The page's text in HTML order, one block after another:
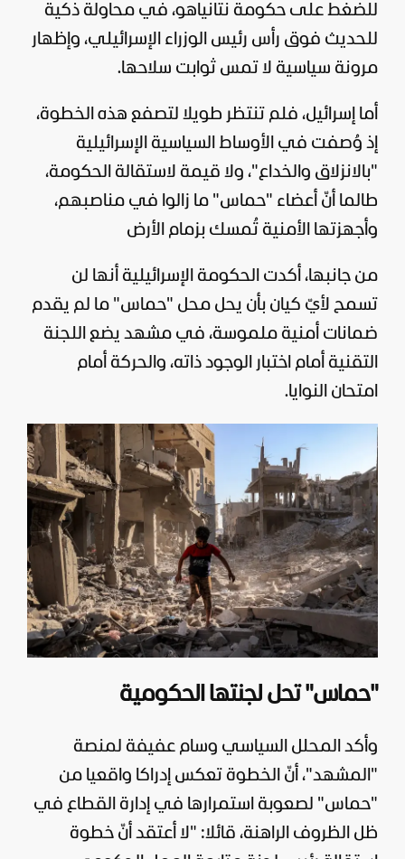
للضغط على حكومة نتانياهو، في محاولة ذكية
للحديث فوق رأس رئيس الوزراء الإسرائيلي، وإظهار
مرونة سياسية لا تمس ثوابت سلاحها.
أما إسرائيل، فلم تنتظر طويلا لتصفع هذه الخطوة،
إذ وُصفت في الأوساط السياسية الإسرائيلية
"بالانزلاق والخداع"، ولا قيمة لاستقالة الحكومة،
طالما أنّ أعضاء "حماس" ما زالوا في مناصبهم،
وأجهزتها الأمنية تُمسك بزمام الأرض
من جانبها، أكدت الحكومة الإسرائيلية أنها لن
تسمح لأيّ كيان بأن يحل محل "حماس" ما لم يقدم
ضمانات أمنية ملموسة، في مشهد يضع اللجنة
التقنية أمام اختبار الوجود ذاته، والحركة أمام
امتحان النوايا.
"حماس" تحل لجنتها الحكومية
وأكد المحلل السياسي وسام عفيفة لمنصة
"المشهد"، أنّ الخطوة تعكس إدراكا واقعيا من
"حماس" لصعوبة استمرارها في إدارة القطاع في
ظل الظروف الراهنة، قائلا: "لا أعتقد أنّ خطوة